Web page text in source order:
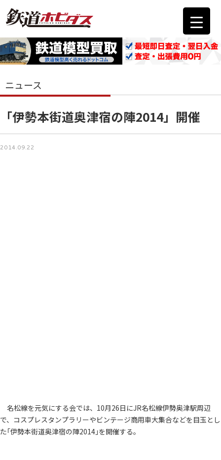
ニュース
「伊勢本街道奥津宿の陣2014」開催
2014.09.22
名松線を元気にする会では、10月26日にJR名松線伊勢奥津駅周辺
で、コスプレスタンプラリーやビンテージ商用車大集合などを目玉とし
た｢伊勢本街道奥津宿の陣2014｣を開催する。